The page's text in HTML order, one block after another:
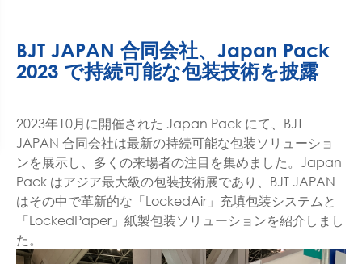
BJT JAPAN 合同会社、Japan Pack
2023 で持続可能な包装技術を披露
2023年10月に開催された Japan Pack にて、BJT
JAPAN 合同会社は最新の持続可能な包装ソリューショ
ンを展示し、多くの来場者の注目を集めました。Japan
Pack はアジア最大級の包装技術展であり、BJT JAPAN
はその中で革新的な「LockedAir」充填包装システムと
「LockedPaper」紙製包装ソリューションを紹介しまし
た。